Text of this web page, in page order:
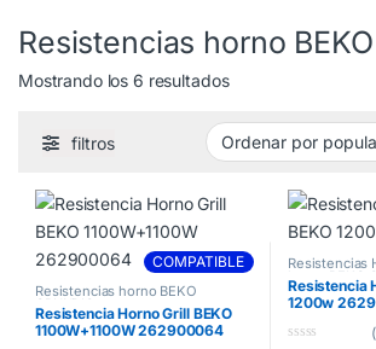
Resistencias horno
Mostrando los 6 resultadosOrdenado por
filtros
COMPATIBLE
Resistencias horno BEKO
GRUNDIG
Resistencia Horno Grill BEKO
1100W+1100W 262900064
Resistencias
horno BEKO
Resistencia
1200w